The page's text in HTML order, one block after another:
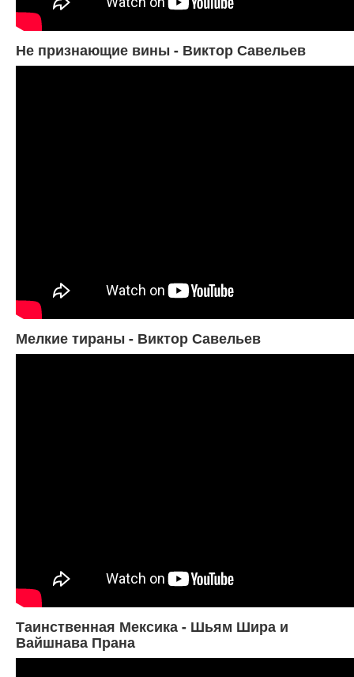
Не признающие вины - Виктор Савельев
Мелкие тираны - Виктор Савельев
Таинственная Мексика - Шьям Шира и
Вайшнава Прана